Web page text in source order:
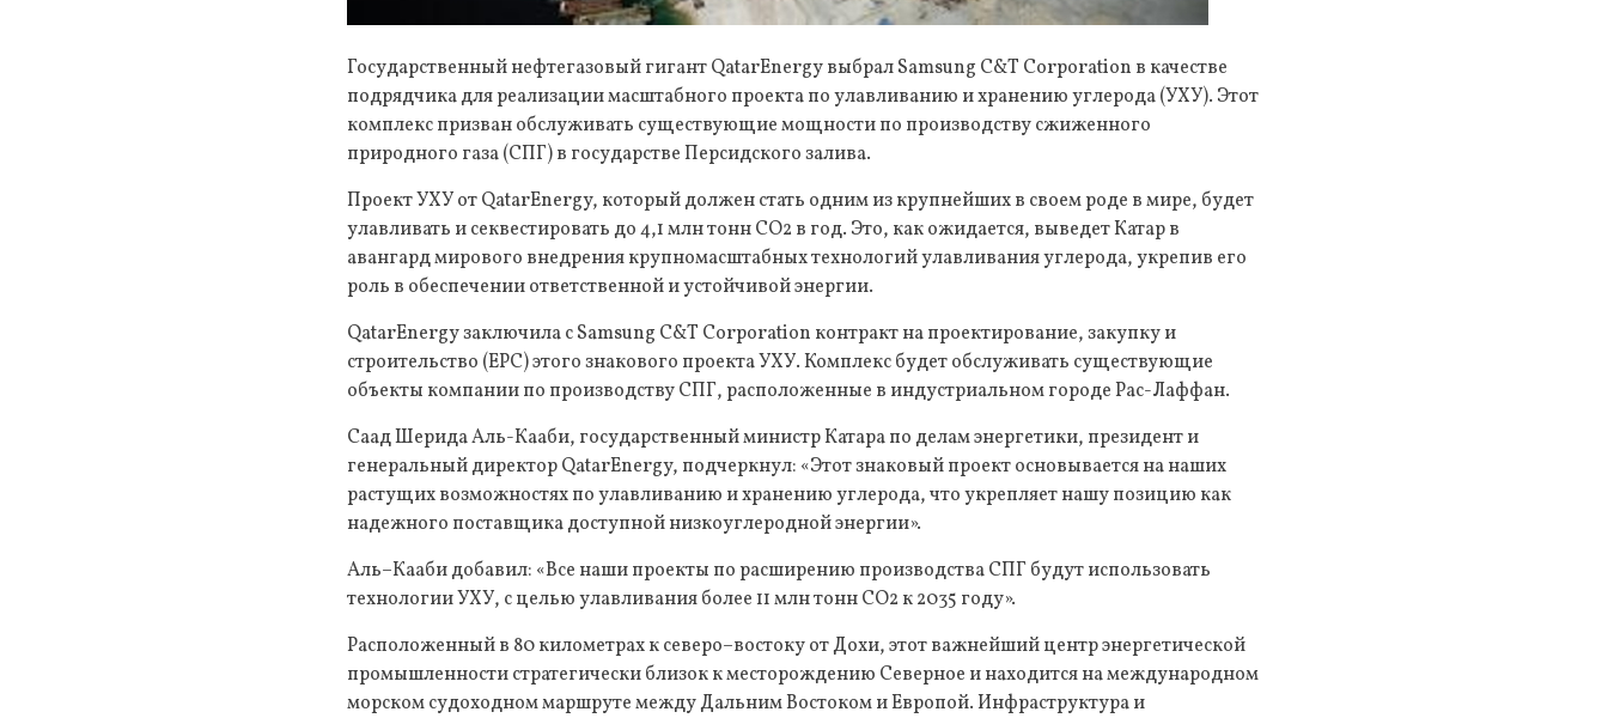
Государственный нефтегазовый гигант QatarEnergy выбрал Samsung C&T Corporation в качестве
подрядчика для реализации масштабного проекта по улавливанию и хранению углерода (УХУ). Этот
комплекс призван обслуживать существующие мощности по производству сжиженного
природного газа (СПГ) в государстве Персидского залива.
Проект УХУ от QatarEnergy, который должен стать одним из крупнейших в своем роде в мире, будет
улавливать и секвестировать до 4,1 млн тонн CO2 в год. Это, как ожидается, выведет Катар в
авангард мирового внедрения крупномасштабных технологий улавливания углерода, укрепив его
роль в обеспечении ответственной и устойчивой энергии.
QatarEnergy заключила с Samsung C&T Corporation контракт на проектирование, закупку и
строительство (EPC) этого знакового проекта УХУ. Комплекс будет обслуживать существующие
объекты компании по производству СПГ, расположенные в индустриальном городе Рас-Лаффан.
Саад Шерида Аль-Кааби, государственный министр Катара по делам энергетики, президент и
генеральный директор QatarEnergy, подчеркнул: «Этот знаковый проект основывается на наших
растущих возможностях по улавливанию и хранению углерода, что укрепляет нашу позицию как
надежного поставщика доступной низкоуглеродной энергии».
Аль–Кааби добавил: «Все наши проекты по расширению производства СПГ будут использовать
технологии УХУ, с целью улавливания более 11 млн тонн CO2 к 2035 году».
Расположенный в 80 километрах к северо–востоку от Дохи, этот важнейший центр энергетической
промышленности стратегически близок к месторождению Северное и находится на международном
морском судоходном маршруте между Дальним Востоком и Европой. Инфраструктура и